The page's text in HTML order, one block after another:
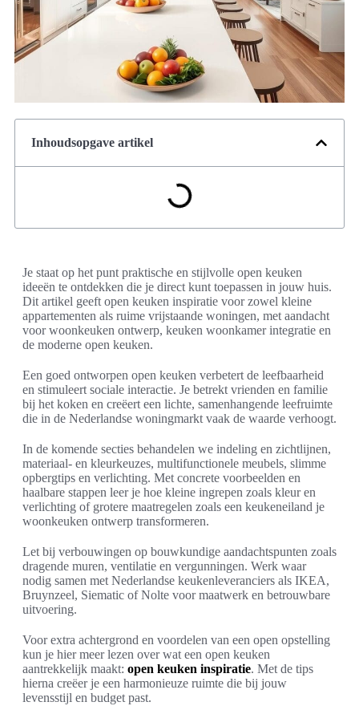
Inhoudsopgave artikel
Je staat op het punt praktische en stijlvolle open keuken
ideeën te ontdekken die je direct kunt toepassen in jouw huis.
Dit artikel geeft open keuken inspiratie voor zowel kleine
appartementen als ruime vrijstaande woningen, met aandacht
voor woonkeuken ontwerp, keuken woonkamer integratie en
de moderne open keuken.
Een goed ontworpen open keuken verbetert de leefbaarheid
en stimuleert sociale interactie. Je betrekt vrienden en familie
bij het koken en creëert een lichte, samenhangende leefruimte
die in de Nederlandse woningmarkt vaak de waarde verhoogt.
In de komende secties behandelen we indeling en zichtlijnen,
materiaal- en kleurkeuzes, multifunctionele meubels, slimme
opbergtips en verlichting. Met concrete voorbeelden en
haalbare stappen leer je hoe kleine ingrepen zoals kleur en
verlichting of grotere maatregelen zoals een keukeneiland je
woonkeuken ontwerp transformeren.
Let bij verbouwingen op bouwkundige aandachtspunten zoals
dragende muren, ventilatie en vergunningen. Werk waar
nodig samen met Nederlandse keukenleveranciers als IKEA,
Bruynzeel, Siematic of Nolte voor maatwerk en betrouwbare
uitvoering.
Voor extra achtergrond en voordelen van een open opstelling
kun je hier meer lezen over wat een open keuken
aantrekkelijk maakt: open keuken inspiratie. Met de tips
hierna creëer je een harmonieuze ruimte die bij jouw
levensstijl en budget past.